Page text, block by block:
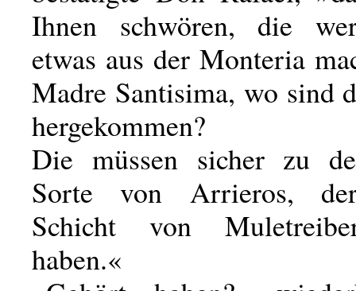
Ihnen schwören, die
etwas aus der Monteria
Madre Santisima, wo sind
hergekommen?
Die müssen sicher zu
Sorte von Arrieros,
Schicht von
haben.«